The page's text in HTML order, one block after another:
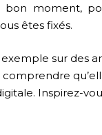
bon moment,
êtes fixés.
exemple sur des
comprendre
Inspirez-